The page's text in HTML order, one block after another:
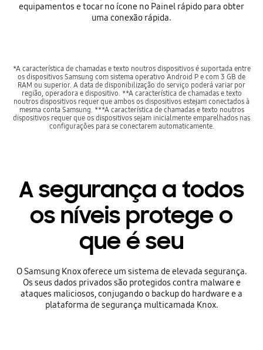
equipamentos e tocar no ícone no Painel rápido para obter
uma conexão rápida.
*A característica de chamadas e texto noutros dispositivos é suportada entre
os dispositivos Samsung com sistema operativo Android P e com 3 GB de
RAM ou superior. A data de disponibilização do serviço poderá variar por
região, operadora e dispositivo. **A característica de chamadas e texto
noutros dispositivos requer que ambos os dispositivos estejam conectados à
mesma conta Samsung. ***A característica de chamadas e texto noutros
dispositivos requer que os dispositivos sejam inicialmente emparelhados nas
configurações para se conectarem automaticamente.
A segurança a todos
os níveis protege o
que é seu
O Samsung Knox oferece um sistema de elevada segurança.
Os seus dados privados são protegidos contra malware e
ataques maliciosos, conjugando o backup do hardware e a
plataforma de segurança multicamada Knox.